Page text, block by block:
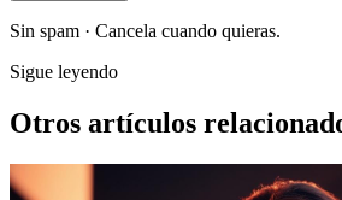
Sin spam · Cancela cuando quieras.
Sigue leyendo
Otros artículos